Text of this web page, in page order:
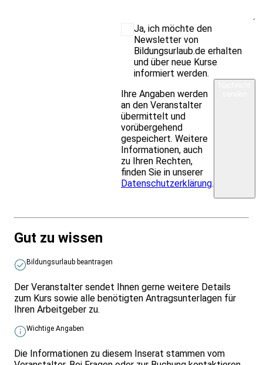
Ja, ich möchte den
Newsletter von
Bildungsurlaub.de erhalten
und über neue Kurse
informiert werden.
Ihre Angaben werden
an den Veranstalter
übermittelt und
vorübergehend
gespeichert. Weitere
Informationen, auch
zu Ihren Rechten,
finden Sie in unserer
Datenschutzerklärung.
Gut zu wissen
Bildungsurlaub beantragen
Der Veranstalter sendet Ihnen gerne weitere Details
zum Kurs sowie alle benötigten Antragsunterlagen für
Ihren Arbeitgeber zu.
Wichtige Angaben
Die Informationen zu diesem Inserat stammen vom